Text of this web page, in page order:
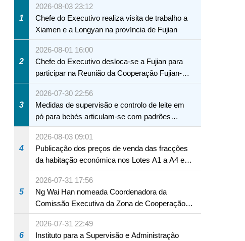
1
2026-08-03 23:12
Chefe do Executivo realiza visita de trabalho a
Xiamen e a Longyan na província de Fujian
2
2026-08-01 16:00
Chefe do Executivo desloca-se a Fujian para
participar na Reunião da Cooperação Fujian-
Macau
3
2026-07-30 22:56
Medidas de supervisão e controlo de leite em
pó para bebés articulam-se com padrões
internacionais Serviços interdepartamentais
envidam esforços para assegurar a saúde dos
bebés e crianças, assim como a segurança
alimentar
4
2026-08-03 09:01
Publicação dos preços de venda das fracções
da habitação económica nos Lotes A1 a A4 e
A12 da Zona A dos Novos Aterros
5
2026-07-31 17:56
Ng Wai Han nomeada Coordenadora da
Comissão Executiva da Zona de Cooperação
Aprofundada entre Guangdong e Macau em
Hengqin
6
2026-07-31 22:49
Instituto para a Supervisão e Administração